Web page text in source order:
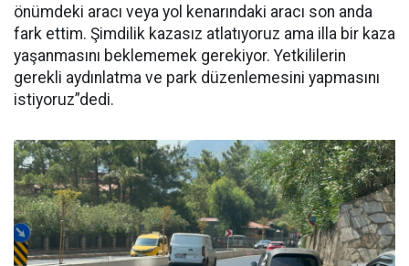
önümdeki aracı veya yol kenarındaki aracı son anda
fark ettim. Şimdilik kazasız atlatıyoruz ama illa bir kaza
yaşanmasını beklememek gerekiyor. Yetkililerin
gerekli aydınlatma ve park düzenlemesini yapmasını
istiyoruz”dedi.